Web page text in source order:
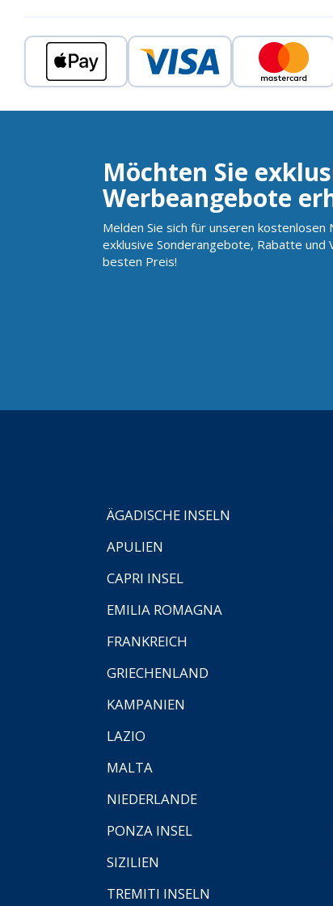
Möchten Sie
Werbeangebote
Melden Sie sich für unseren
exklusive Sonderangebote, Rabatte und
besten Preis!
ÄGADISCHE INSELN
APULIEN
CAPRI INSEL
EMILIA ROMAGNA
FRANKREICH
GRIECHENLAND
KAMPANIEN
LAZIO
MALTA
NIEDERLANDE
PONZA INSEL
SIZILIEN
TREMITI INSELN